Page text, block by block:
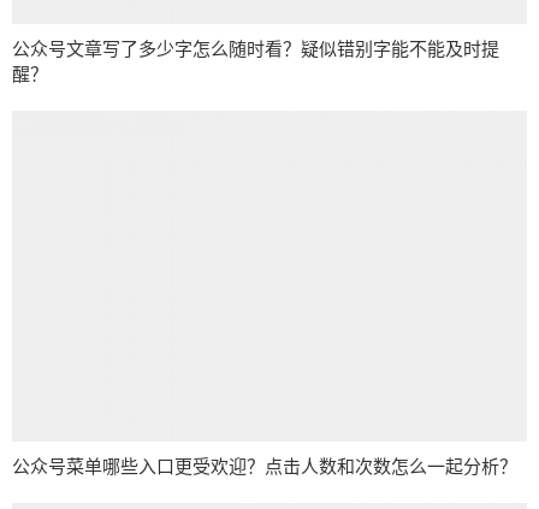
公众号文章写了多少字怎么随时看？疑似错别字能不能及时提
醒？
公众号菜单哪些入口更受欢迎？点击人数和次数怎么一起分析？